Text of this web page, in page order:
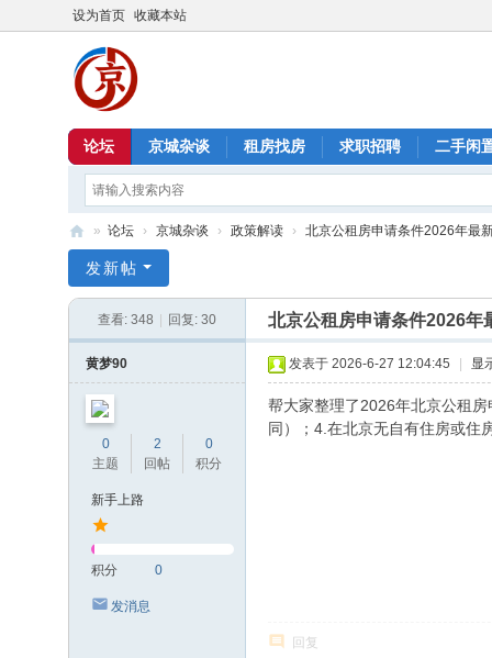
设为首页 收藏本站
论坛 京城杂谈 租房找房 求职招聘 二手闲
京
» 论坛 › 京城杂谈 › 政策解读 › 北京公租房申请条件2026年最
发新帖
查看: 348 回复: 30 北京公租房申请条件2026年
黄梦90
0
主题
2
回帖
0
积分
新手上路
积分 0
发消息
发表于 2026-6-27 12:04:45 显
帮大家整理了2026年北京公租
同）；4.在北京无自有住房或住
回复